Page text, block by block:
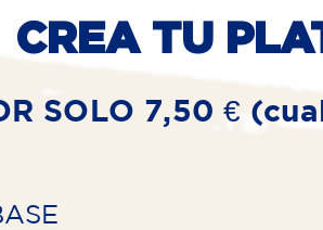
CREA TU
SOLO 7,50 €